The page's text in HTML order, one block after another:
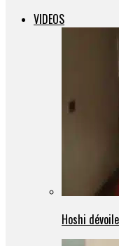
VIDEOS
Hoshi